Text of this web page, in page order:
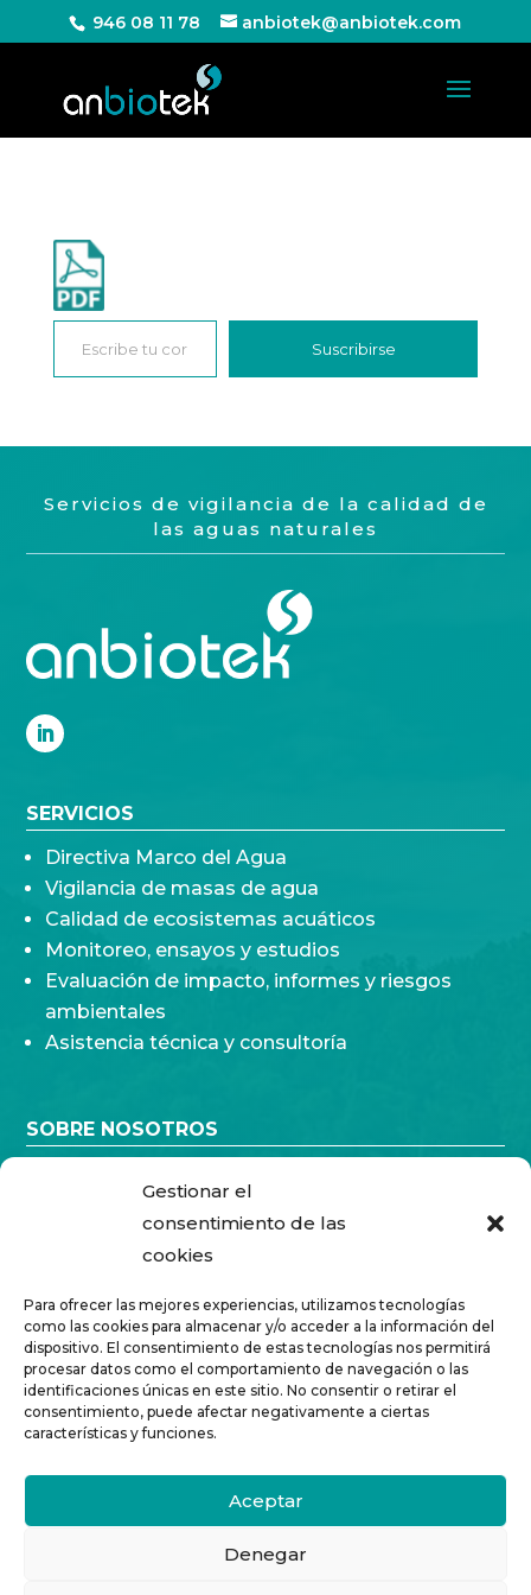
Gestionar el
consentimiento de las
cookies
Para ofrecer las mejores experiencias, utilizamos tecnologías
como las cookies para almacenar y/o acceder a la información del
dispositivo. El consentimiento de estas tecnologías nos permitirá
procesar datos como el comportamiento de navegación o las
identificaciones únicas en este sitio. No consentir o retirar el
consentimiento, puede afectar negativamente a ciertas
características y funciones.
Aceptar
Denegar
946 08 11 78 anbiotek@anbiotek.com
Escribe tu correo electrónico…
Suscribirse
Servicios de vigilancia de la calidad de
las aguas naturales
SERVICIOS
Directiva Marco del Agua
Vigilancia de masas de agua
Calidad de ecosistemas acuáticos
Monitoreo, ensayos y estudios
Evaluación de impacto, informes y riesgos
ambientales
Asistencia técnica y consultoría
SOBRE NOSOTROS
 I + D + i
 CONTACTO